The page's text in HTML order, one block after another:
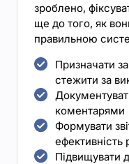
зроблено,
ще до того, як
правильною
Призначати
стежити за
коментарями
Формувати
ефективність
Підвищувати